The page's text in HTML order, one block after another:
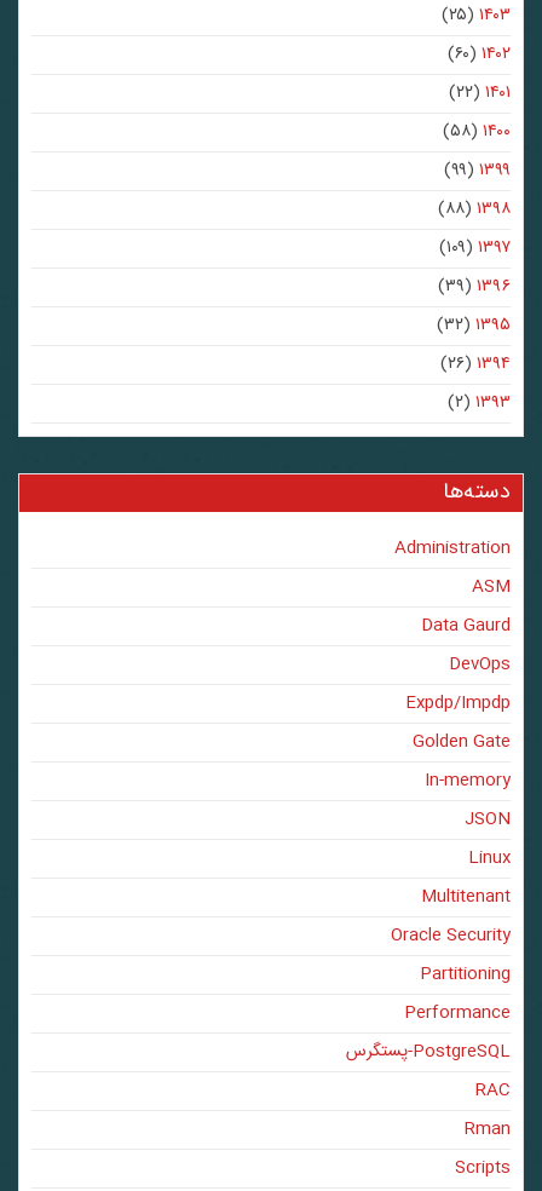
(۲۵)
(۶۰)
(۲۲)
(۵۸)
(۹۹)
۱۳۹۸(۸۸)
۱۳۹۷(۱۰۹)
۱۳۹۶(۳۹)
۱۳۹۵(۳۲)
۱۳۹۴(۲۶)
۱۳۹۳(۲)
دسته‌ها
Administration
ASM
Data Gaurd
DevOps
Expdp/Impdp
Golden Gate
In-memory
JSON
Linux
Multitenant
Oracle Security
Partitioning
Performance
PostgreSQL-پستگرس
RAC
Rman
Scripts